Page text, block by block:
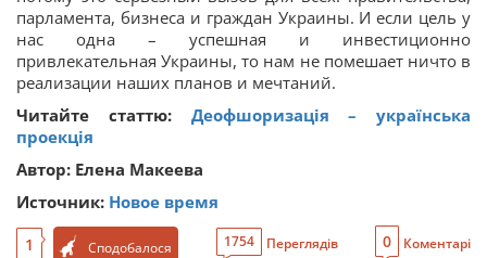
парламента, бизнеса и граждан Украины. И если цель у
нас одна – успешная и инвестиционно
привлекательная Украины, то нам не помешает ничто в
реализации наших планов и мечтаний.
Читайте статтю: Деофшоризація – українська
проекція
Автор: Елена Макеева
Источник: Новое время
1 Сподобалося 1754 Переглядів 0 Коментарі